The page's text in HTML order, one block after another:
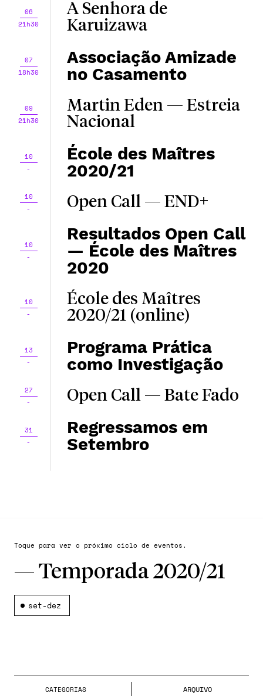
ARQUIVO
CATEGORIAS
06
21h30
A Senhora de
Karuizawa
07
18h30
Associação Amizade
no Casamento
09
21h30
Martin Eden — Estreia
Nacional
10
-
École des Maîtres
2020/21
10
-
Open Call — END+
10
-
Resultados Open Call
— École des Maîtres
2020
10
-
École des Maîtres
2020/21 (online)
13
-
Programa Prática
como Investigação
27
-
Open Call — Bate Fado
31
-
Regressamos em
Setembro
Toque para ver o próximo ciclo de eventos.
— Temporada 2020/21
set-dez